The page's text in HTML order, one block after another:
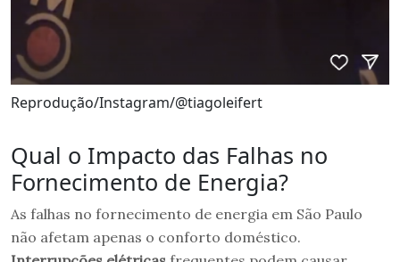
Reprodução/Instagram/@tiagoleifert
Qual o Impacto das Falhas no
Fornecimento de Energia?
As falhas no fornecimento de energia em São Paulo
não afetam apenas o conforto doméstico.